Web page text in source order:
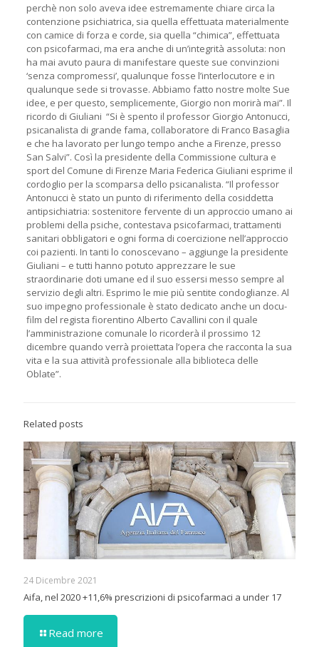
perchè non solo aveva idee estremamente chiare circa la
contenzione psichiatrica, sia quella effettuata materialmente
con camice di forza e corde, sia quella “chimica”, effettuata
con psicofarmaci, ma era anche di un’integrità assoluta: non
ha mai avuto paura di manifestare queste sue convinzioni
‘senza compromessi’, qualunque fosse l’interlocutore e in
qualunque sede si trovasse. Abbiamo fatto nostre molte Sue
idee, e per questo, semplicemente, Giorgio non morirà mai”. Il
ricordo di Giuliani “Si è spento il professor Giorgio Antonucci,
psicanalista di grande fama, collaboratore di Franco Basaglia
e che ha lavorato per lungo tempo anche a Firenze, presso
San Salvi”. Così la presidente della Commissione cultura e
sport del Comune di Firenze Maria Federica Giuliani esprime il
cordoglio per la scomparsa dello psicanalista. “Il professor
Antonucci è stato un punto di riferimento della cosiddetta
antipsichiatria: sostenitore fervente di un approccio umano ai
problemi della psiche, contestava psicofarmaci, trattamenti
sanitari obbligatori e ogni forma di coercizione nell’approccio
coi pazienti. In tanti lo conoscevano – aggiunge la presidente
Giuliani – e tutti hanno potuto apprezzare le sue
straordinarie doti umane ed il suo essersi messo sempre al
servizio degli altri. Esprimo le mie più sentite condoglianze. Al
suo impegno professionale è stato dedicato anche un docu-
film del regista fiorentino Alberto Cavallini con il quale
l’amministrazione comunale lo ricorderà il prossimo 12
dicembre quando verrà proiettata l’opera che racconta la sua
vita e la sua attività professionale alla biblioteca delle
Oblate”.
Related posts
24 Dicembre 2021
Aifa, nel 2020 +11,6% prescrizioni di psicofarmaci a under 17
Read more